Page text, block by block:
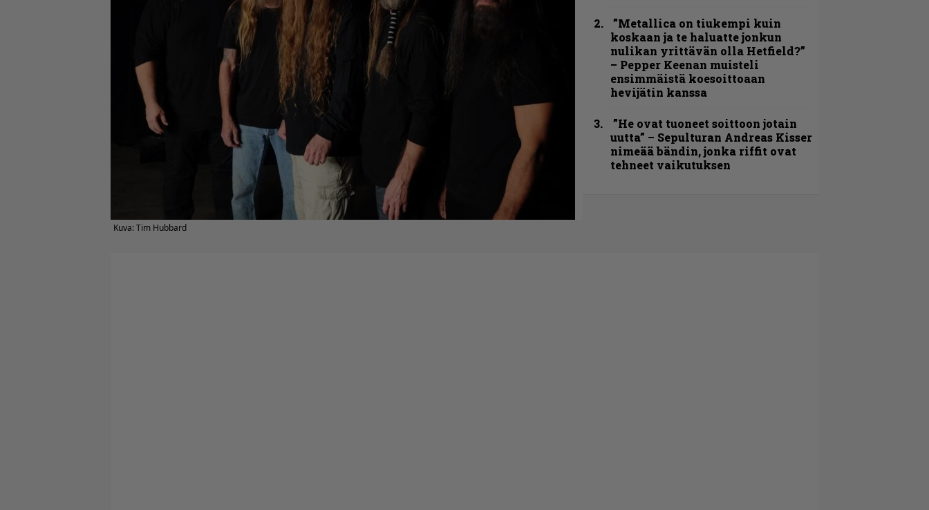
Kuva: Tim Hubbard
”Metallica on tiukempi kuin
koskaan ja te haluatte jonkun
nulikan yrittävän olla Hetfield?”
– Pepper Keenan muisteli
ensimmäistä koesoittoaan
hevijätin kanssa
”He ovat tuoneet soittoon jotain
uutta” – Sepulturan Andreas Kisser
nimeää bändin, jonka riffit ovat
tehneet vaikutuksen